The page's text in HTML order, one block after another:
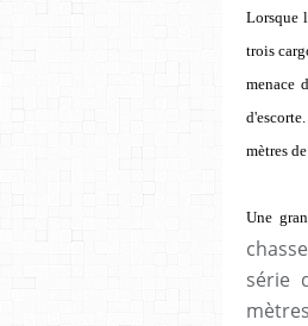
Lorsque
trois
menace
mètres
Une
série